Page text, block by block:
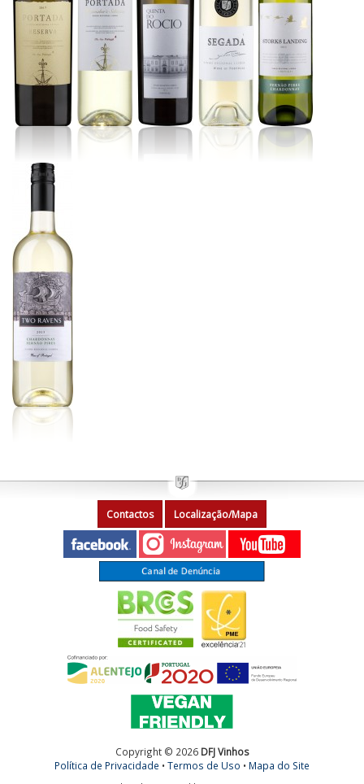
Contactos Localização/Mapa
Copyright © 2026 DFJ Vinhos
Política de Privacidade •Termos de Uso • Mapa do Site